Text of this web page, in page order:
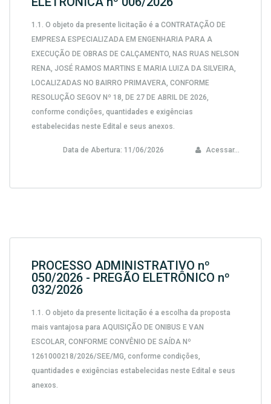
1.1. O objeto da presente licitação é a CONTRATAÇÃO DE
EMPRESA ESPECIALIZADA EM ENGENHARIA PARA A
EXECUÇÃO DE OBRAS DE CALÇAMENTO, NAS RUAS NELSON
RENA, JOSÉ RAMOS MARTINS E MARIA LUIZA DA SILVEIRA,
LOCALIZADAS NO BAIRRO PRIMAVERA, CONFORME
RESOLUÇÃO SEGOV Nº 18, DE 27 DE ABRIL DE 2026,
conforme condições, quantidades e exigências
estabelecidas neste Edital e seus anexos.
Data de Abertura: 11/06/2026 Acessar...
PROCESSO ADMINISTRATIVO nº
050/2026 - PREGÃO ELETRÔNICO nº
032/2026
1.1. O objeto da presente licitação é a escolha da proposta
mais vantajosa para AQUISIÇÃO DE ONIBUS E VAN
ESCOLAR, CONFORME CONVÊNIO DE SAÍDA Nº
1261000218/2026/SEE/MG, conforme condições,
quantidades e exigências estabelecidas neste Edital e seus
anexos.